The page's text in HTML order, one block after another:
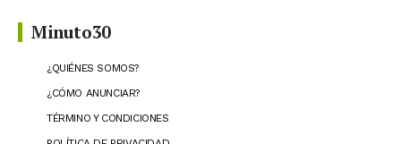
Minuto30
¿QUIÉNES SOMOS?
¿CÓMO ANUNCIAR?
TÉRMINO Y CONDICIONES